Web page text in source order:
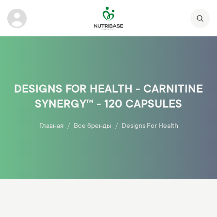
DESIGNS FOR HEALTH - CARNITINE
SYNERGY™ - 120 CAPSULES
Главная Все бренды Designs For Health